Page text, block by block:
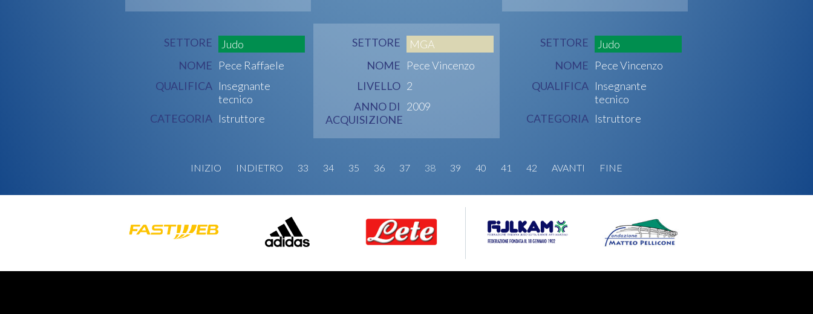
SETTORE
Judo
NOME Pece Raffaele
QUALIFICA Insegnante
tecnico
CATEGORIA Istruttore
SETTORE
MGA
NOME Pece Vincenzo
LIVELLO 2
ANNO DI
ACQUISIZIONE
2009
SETTORE
Judo
NOME Pece Vincenzo
QUALIFICA Insegnante
tecnico
CATEGORIA Istruttore
INIZIO INDIETRO 33 34 35 36 37 38 39 40 41 42 AVANTI FINE